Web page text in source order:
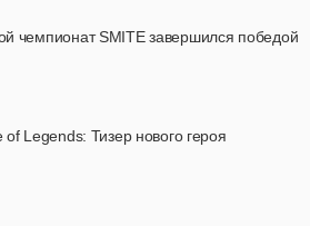
чемпионат SMITE завершился победой
of Legends: Тизер нового героя